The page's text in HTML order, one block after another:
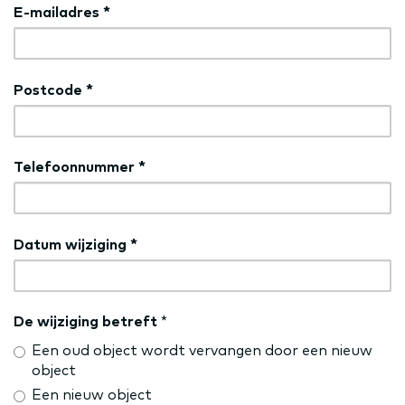
E-mailadres *
Postcode *
Telefoonnummer *
Datum wijziging *
De wijziging betreft *
Een oud object wordt vervangen door een nieuw
object
Een nieuw object